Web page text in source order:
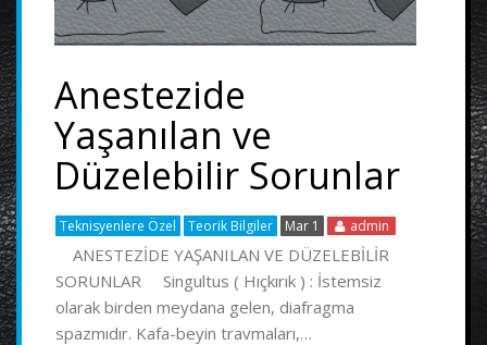
Anestezide
Yaşanılan ve
Düzelebilir Sorunlar
Teknisyenlere Özel Teorik Bilgiler Mar 1 admin
ANESTEZİDE YAŞANILAN VE DÜZELEBİLİR
SORUNLAR Singultus ( Hıçkırık ) : İstemsiz
olarak birden meydana gelen, diafragma
spazmıdır. Kafa-beyin travmaları,…